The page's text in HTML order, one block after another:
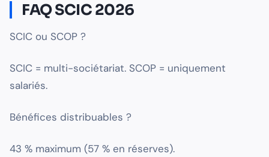
FAQ SCIC 2026
SCIC ou SCOP ?
SCIC = multi-sociétariat. SCOP = uniquement
salariés.
Bénéfices distribuables ?
43 % maximum (57 % en réserves).